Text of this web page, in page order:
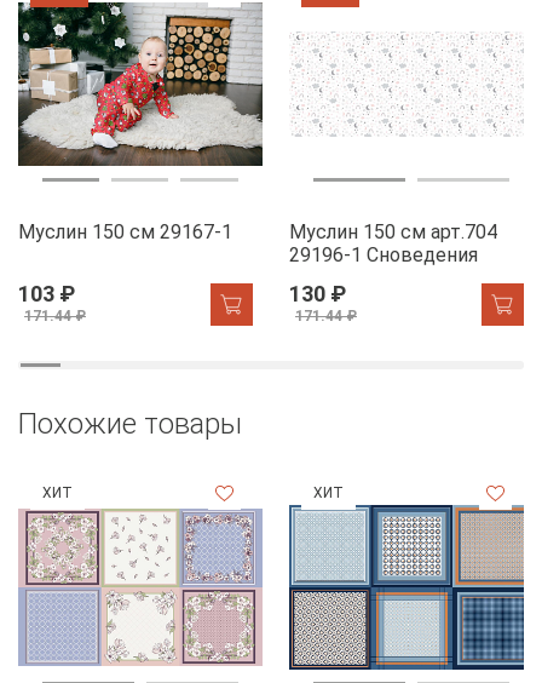
Муслин 150 см 29167-1
103 ₽
171.44 ₽
Муслин 150 см арт.704
29196-1 Сноведения
130 ₽
171.44 ₽
Похожие товары
ХИТ ХИТ